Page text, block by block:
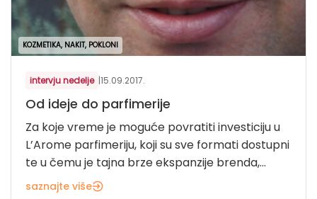
KOZMETIKA, NAKIT, POKLONI
intervju nedelje |15.09.2017.
Od ideje do parfimerije
Za koje vreme je moguće povratiti investiciju u
L’Arome parfimeriju, koji su sve formati dostupni
te u čemu je tajna brze ekspanzije brenda,...
saznajte više